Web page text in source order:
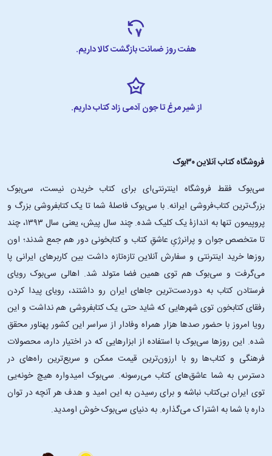
هفت روز ضمانت بازگشت کالا داریم.
از شیر مرغ تا جون آدمی زاد کتاب داریم.
فروشگاه کتاب آنلاین ۳۰بوک
سی‌بوک فقط فروشگاه اینترنتی‌ای برای کتاب خریدن نیست، سی‌بوک
بزرگ‌ترین کتاب‌فروشی ایرانه. با سی‌بوک فاصلۀ شما تا یک کتابفروشی بزرگ و
پروپیمون تنها به اندازۀ یک کلیک شده. چند سال پیش، یعنی سال ۱۳۹۳، چند
تا متخصص جوان و پرانرژیِ عاشقِ کتاب و کتابخونی دور هم جمع شدند؛ اون‌
روزها خرید اینترنتی و سفارش آنلاین تازه‌تازه داشت بین کاربرهای ایرانی پا
می‌گرفت و سی‌بوک هم توی همین فضا متولد شد. اهالی سی‌بوک رویای
فرستادن کتاب به دوردست‌ترین جاهای ایران رو داشتند، رویای پیدا کردن
رفقای کتابخون توی شهرهایی که شاید حتی یک کتابفروشی هم نداشت و این
رویا امروز با حضور صدها هزار همراه وفادار از سراسر این کشور پهناور محقق
شده. این ‌روزها سی‌بوک با استفاده از ابزارهایی که در اختیار داره، محصولات
فرهنگی و کتاب‌ها رو با ارزون‌ترین قیمت ممکن و سریع‌ترین راه‌های در
دسترس به شما عاشق‌های کتاب می‌رسونه. سی‌بوک امیدواره هیچ خونه‌یی
توی ایران بی‌کتاب نباشه و برای رسیدن به این امید و هدف هر آنچه در توان
داره با شما به اشتراک می‌گذاره. به دنیای سی‌بوک خوش اومدید.